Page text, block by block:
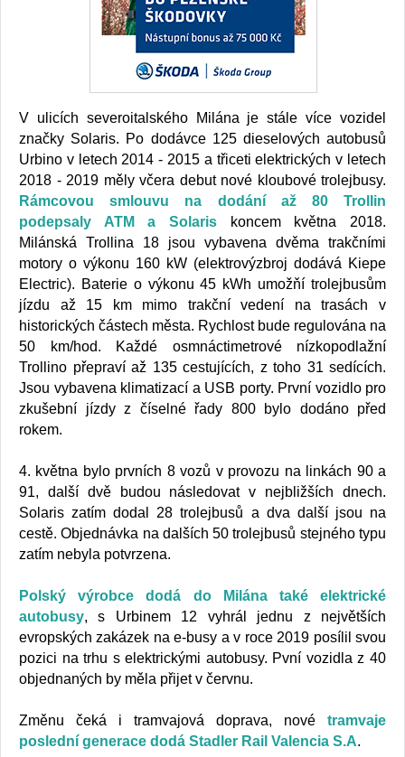
V ulicích severoitalského Milána je stále více vozidel
značky Solaris. Po dodávce 125 dieselových autobusů
Urbino v letech 2014 - 2015 a třiceti elektrických v letech
2018 - 2019 měly včera debut nové kloubové trolejbusy.
Rámcovou smlouvu na dodání až 80 Trollin
podepsaly ATM a Solaris koncem května 2018.
Milánská Trollina 18 jsou vybavena dvěma trakčními
motory o výkonu 160 kW (elektrovýzbroj dodává Kiepe
Electric). Baterie o výkonu 45 kWh umožňí trolejbusům
jízdu až 15 km mimo trakční vedení na trasách v
historických částech města. Rychlost bude regulována na
50 km/hod. Každé osmnáctimetrové nízkopodlažní
Trollino přepraví až 135 cestujících, z toho 31 sedících.
Jsou vybavena klimatizací a USB porty. První vozidlo pro
zkušební jízdy z číselné řady 800 bylo dodáno před
rokem.
4. května bylo prvních 8 vozů v provozu na linkách 90 a
91, další dvě budou následovat v nejbližších dnech.
Solaris zatím dodal 28 trolejbusů a dva další jsou na
cestě. Objednávka na dalších 50 trolejbusů stejného typu
zatím nebyla potvrzena.
Polský výrobce dodá do Milána také elektrické
autobusy, s Urbinem 12 vyhrál jednu z největších
evropských zakázek na e-busy a v roce 2019 posílil svou
pozici na trhu s elektrickými autobusy. Pvní vozidla z 40
objednaných by měla přijet v červnu.
Změnu čeká i tramvajová doprava, nové tramvaje
poslední generace dodá Stadler Rail Valencia S.A.